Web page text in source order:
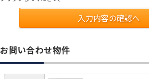
入力内容の確認へ
お問い合わせ物件